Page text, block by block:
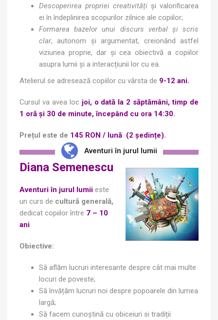
Descoperirea propriei creativități și valorificarea
ei în îndeplinirea scopurilor zilnice ale copiilor;
Formarea bazelor unui discurs verbal și scris
clar, autonom și argumentat, creionând astfel
viziunea proprie, dar și cea obiectivă a copiilor
asupra lumii și a interacțiunii lor cu ea.
Atelierul se adresează copiilor cu vârsta de 9-12 ani.
Cursul va avea loc joi, o dată la 2 săptămâni, timp de
1 oră și 30 de minute, începând cu ora 14:30.
Prețul este de 145 RON / lună (2 ședințe).
Aventuri în jurul lumii
Diana Semenescu
Aventuri în jurul lumii este
un curs de cultură generală,
dedicat copiilor între 7 – 10
ani.
Obiective:
Să aflăm lucruri interesante despre cât mai multe
locuri de poveste;
Să învățăm lucruri noi despre popoarele din lumea
largă;
Să facem cunoștină cu obiceiuri si tradiții